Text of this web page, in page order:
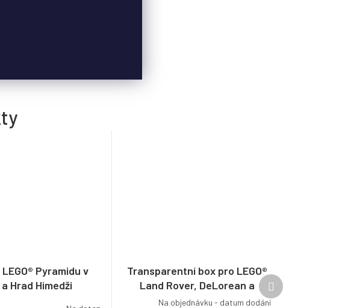
Pyramidu v
a Hrad Himedži
Transparentní box pro LEGO®
Land Rover, DeLorean a
motorky
Na objednávku - datum dodání
Další
produkt